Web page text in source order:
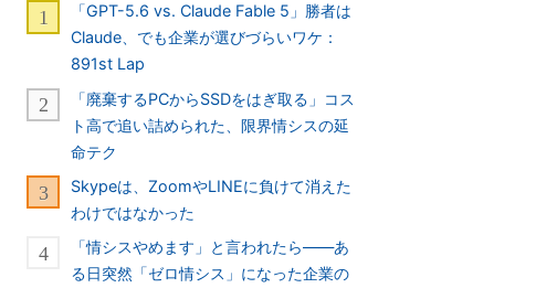
「GPT-5.6 vs. Claude Fable 5」勝者は
Claude、でも企業が選びづらいワケ：
891st Lap
「廃棄するPCからSSDをはぎ取る」コス
ト高で追い詰められた、限界情シスの延
命テク
Skypeは、ZoomやLINEに負けて消えた
わけではなかった
「情シスやめます」と言われたら――あ
る日突然「ゼロ情シス」になった企業の